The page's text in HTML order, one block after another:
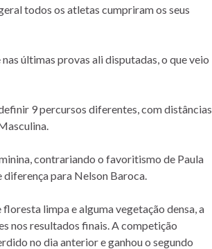
todos os atletas cumpriram os seus
últimas provas ali disputadas, o que veio
9 percursos diferentes, com distâncias
contrariando o favoritismo de Paula
diferença para Nelson Baroca.
limpa e alguma vegetação densa, a
nos resultados finais. A competição
no dia anterior e ganhou o segundo